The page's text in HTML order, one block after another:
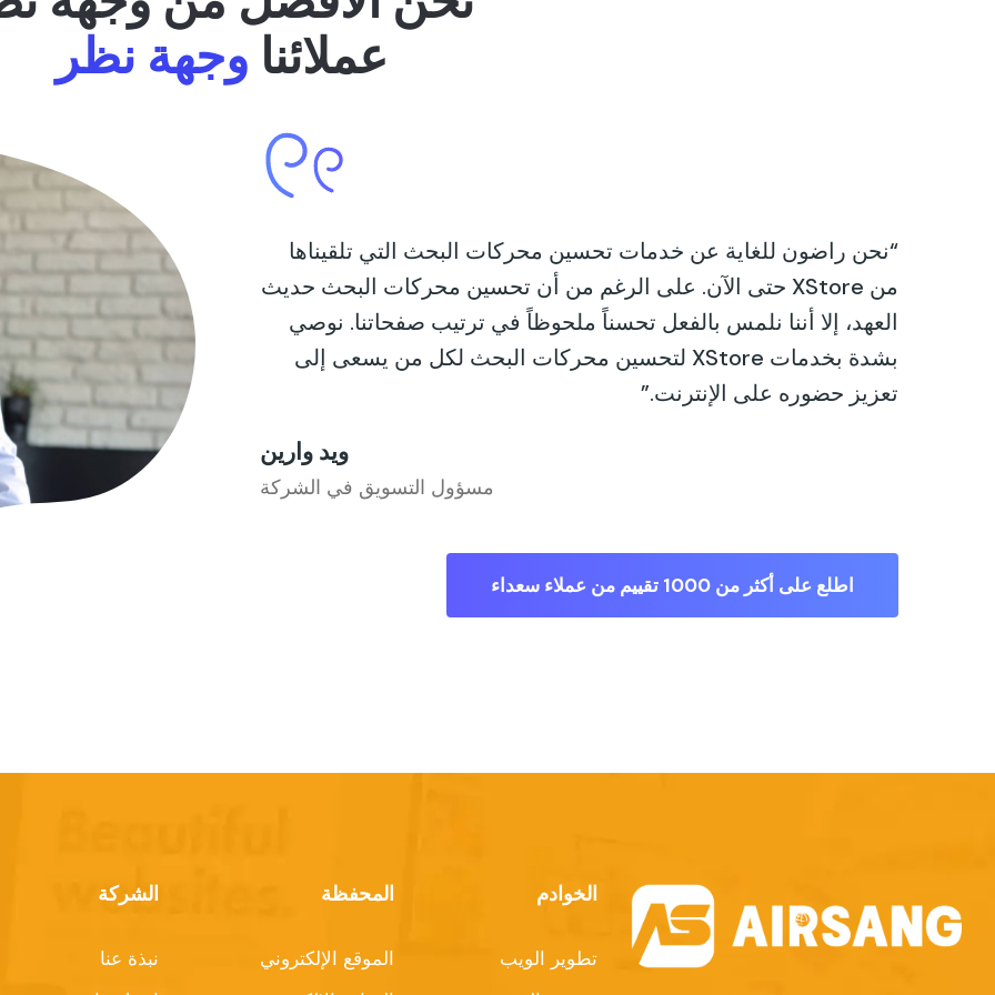
عملائنا وجهة نظر
“نحن راضون للغاية عن خدمات تحسين محركات البحث التي تلقيناها
من XStore حتى الآن. على الرغم من أن تحسين محركات البحث حديث
العهد، إلا أننا نلمس بالفعل تحسناً ملحوظاً في ترتيب صفحاتنا. نوصي
بشدة بخدمات XStore لتحسين محركات البحث لكل من يسعى إلى
تعزيز حضوره على الإنترنت.”
ويد وارين
مسؤول التسويق في الشركة
اطلع على أكثر من 1000 تقييم من عملاء سعداء
الخوادم
تطوير الويب
المحفظة
الموقع الإلكتروني
الشركة
نبذة عنا